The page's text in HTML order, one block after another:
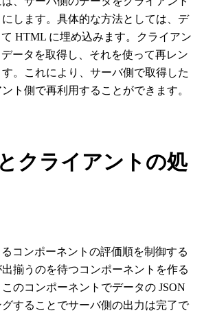
します。具体的な方法としては、デ
HTML に埋め込みます。クライアン
データを取得し、それを使って再レン
。これにより、サーバ側で取得した
ト側で再利用することができます。
クライアントの処
るコンポーネントの評価順を制御する
揃うのを待つコンポーネントを作る
のコンポーネントでデータの JSON
することでサーバ側の出力は完了で